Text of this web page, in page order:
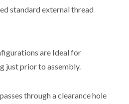
standard external thread
are Ideal for
just prior to assembly.
through a clearance hole